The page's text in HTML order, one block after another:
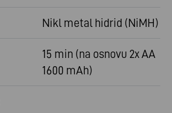
Nikl metal hidrid (NiMH)
15 min (na osnovu 2x AA
1600 mAh)